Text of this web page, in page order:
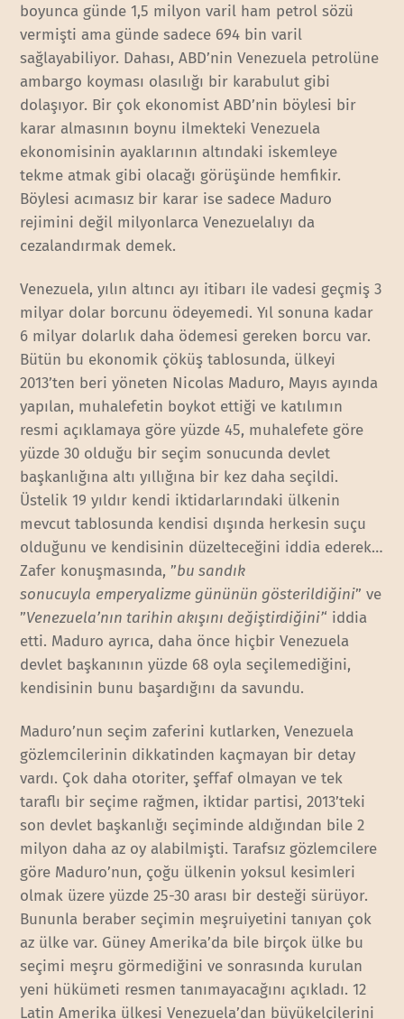
boyunca günde 1,5 milyon varil ham petrol sözü
vermişti ama günde sadece 694 bin varil
sağlayabiliyor. Dahası, ABD’nin Venezuela petrolüne
ambargo koyması olasılığı bir karabulut gibi
dolaşıyor. Bir çok ekonomist ABD’nin böylesi bir
karar almasının boynu ilmekteki Venezuela
ekonomisinin ayaklarının altındaki iskemleye
tekme atmak gibi olacağı görüşünde hemfikir.
Böylesi acımasız bir karar ise sadece Maduro
rejimini değil milyonlarca Venezuelalıyı da
cezalandırmak demek.
Venezuela, yılın altıncı ayı itibarı ile vadesi geçmiş 3
milyar dolar borcunu ödeyemedi. Yıl sonuna kadar
6 milyar dolarlık daha ödemesi gereken borcu var.
Bütün bu ekonomik çöküş tablosunda, ülkeyi
2013’ten beri yöneten Nicolas Maduro, Mayıs ayında
yapılan, muhalefetin boykot ettiği ve katılımın
resmi açıklamaya göre yüzde 45, muhalefete göre
yüzde 30 olduğu bir seçim sonucunda devlet
başkanlığına altı yıllığına bir kez daha seçildi.
Üstelik 19 yıldır kendi iktidarlarındaki ülkenin
mevcut tablosunda kendisi dışında herkesin suçu
olduğunu ve kendisinin düzelteceğini iddia ederek…
Zafer konuşmasında, ”bu sandık
sonucuyla emperyalizme gününün gösterildiğini” ve
”Venezuela’nın tarihin akışını değiştirdiğini’‘ iddia
etti. Maduro ayrıca, daha önce hiçbir Venezuela
devlet başkanının yüzde 68 oyla seçilemediğini,
kendisinin bunu başardığını da savundu.
Maduro’nun seçim zaferini kutlarken, Venezuela
gözlemcilerinin dikkatinden kaçmayan bir detay
vardı. Çok daha otoriter, şeffaf olmayan ve tek
taraflı bir seçime rağmen, iktidar partisi, 2013’teki
son devlet başkanlığı seçiminde aldığından bile 2
milyon daha az oy alabilmişti. Tarafsız gözlemcilere
göre Maduro’nun, çoğu ülkenin yoksul kesimleri
olmak üzere yüzde 25-30 arası bir desteği sürüyor.
Bununla beraber seçimin meşruiyetini tanıyan çok
az ülke var. Güney Amerika’da bile birçok ülke bu
seçimi meşru görmediğini ve sonrasında kurulan
yeni hükümeti resmen tanımayacağını açıkladı. 12
Latin Amerika ülkesi Venezuela’dan büyükelçilerini